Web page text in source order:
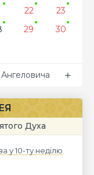
22
23
29
30
Духа
у 10-ту неділю